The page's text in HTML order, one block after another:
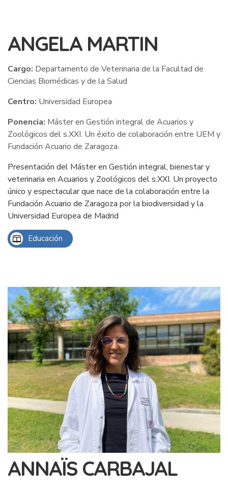
ANGELA MARTIN
Cargo: Departamento de Veterinaria de la Facultad de
Ciencias Biomédicas y de la Salud
Centro: Universidad Europea
Ponencia: Máster en Gestión integral de Acuarios y
Zoológicos del s.XXI. Un éxito de colaboración entre UEM y
Fundación Acuario de Zaragoza.
Presentación del Máster en Gestión integral, bienestar y
veterinaria en Acuarios y Zoológicos del s.XXI. Un proyecto
único y espectacular que nace de la colaboración entre la
Fundación Acuario de Zaragoza por la biodiversidad y la
Universidad Europea de Madrid
Educación
ANNAÏS CARBAJAL